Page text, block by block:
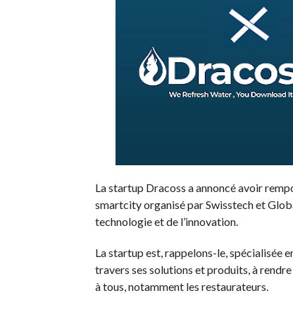
La startup Dracoss a annoncé avoir
smartcity organisé par Swisstech et
technologie et de l’innovation.
La startup est, rappelons-le, spécialisée
travers ses solutions et produits, à
à tous, notamment les restaurateurs.